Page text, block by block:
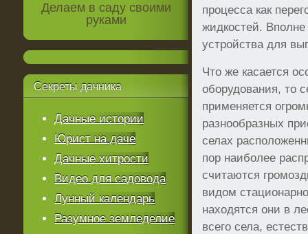
процесса как
жидкостей.
устройства для
Что же касается
оборудования, то
применяется
разнообразных
селах
пор наиболее
считаются
видом
находятся они в
всего села,
Делаем в саду своими
руками
Секреты дачника
Дачные истории
Юрист на даче
Дачные хитрости
Видео для садовода
Лунный календарь
Разумное земледелие